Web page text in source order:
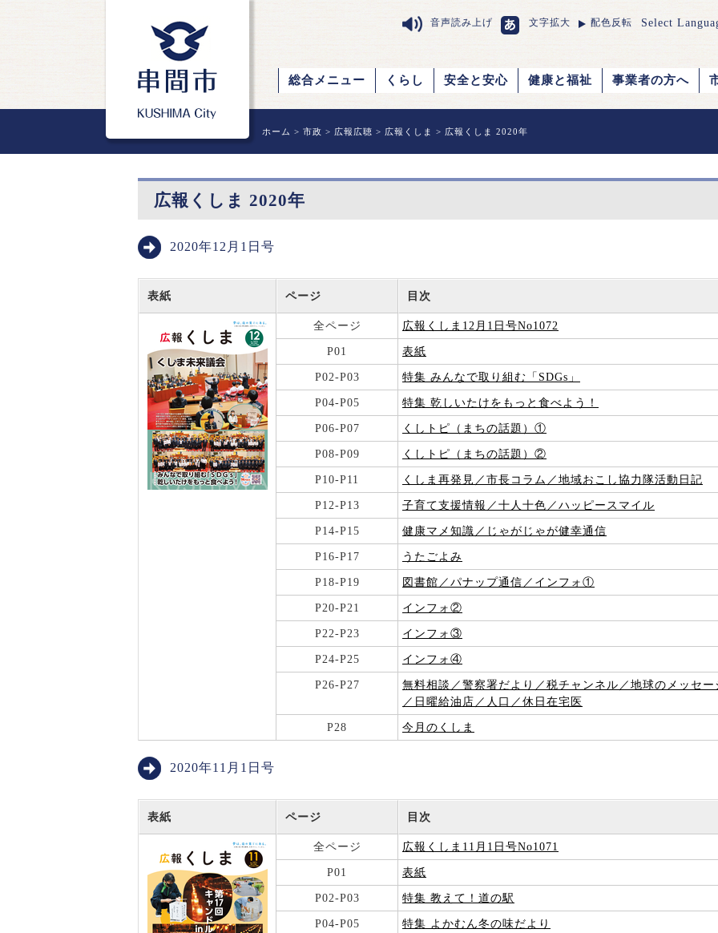
音声読み上げ 文字拡大 配色反転 Select
総合メニュー くらし 安全と安心 健康と福祉 事業者の方へ
ホーム > 市政 > 広報広聴 > 広報くしま > 広報くしま 2020年
広報くしま 2020年
2020年12月1日号
表紙 ページ 目次
全ページ 広報くしま12月1日号No1072
P01 表紙
P02-P03 特集 みんなで取り組む「SDGs」
P04-P05 特集 乾しいたけをもっと食べよう！
P06-P07 くしトピ（まちの話題）①
P08-P09 くしトピ（まちの話題）②
P10-P11 くしま再発見／市長コラム／地域おこし協力隊活動日記
P12-P13 子育て支援情報／十人十色／ハッピースマイル
P14-P15 健康マメ知識／じゃがじゃが健幸通信
P16-P17 うたごよみ
P18-P19 図書館／パナップ通信／インフォ①
P20-P21 インフォ②
P22-P23 インフォ③
P24-P25 インフォ④
P26-P27
無料相談／警察署だより／税チャンネル／地球のメッセー
／日曜給油店／人口／休日在宅医
P28 今月のくしま
2020年11月1日号
表紙 ページ 目次
全ページ 広報くしま11月1日号No1071
P01 表紙
P02-P03 特集 教えて！道の駅
P04-P05 特集 よかむん冬の味だより